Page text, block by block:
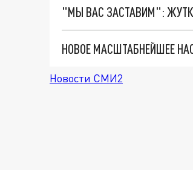
Новости СМИ2